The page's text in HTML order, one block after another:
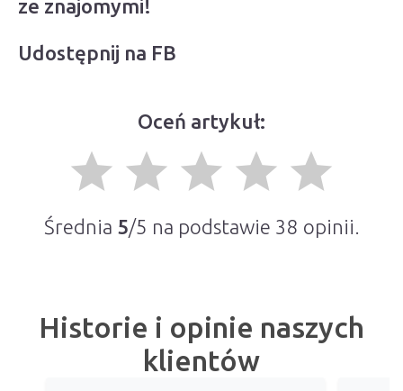
ze znajomymi!
Udostępnij na FB
Oceń artykuł:
grade grade grade grade grade
Średnia 5/5 na podstawie 38 opinii.
Historie i opinie naszych
klientów